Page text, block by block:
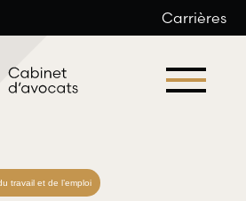
Carrières
travail et de l’emploi